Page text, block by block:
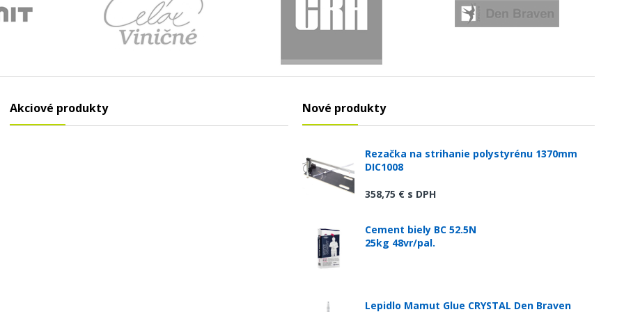
Akciové produkty Nové produkty
Rezačka na strihanie polystyrénu 1370mm
DIC1008
358,75 € s DPH
Cement biely BC 52.5N
25kg 48vr/pal.
Lepidlo Mamut Glue CRYSTAL Den Braven